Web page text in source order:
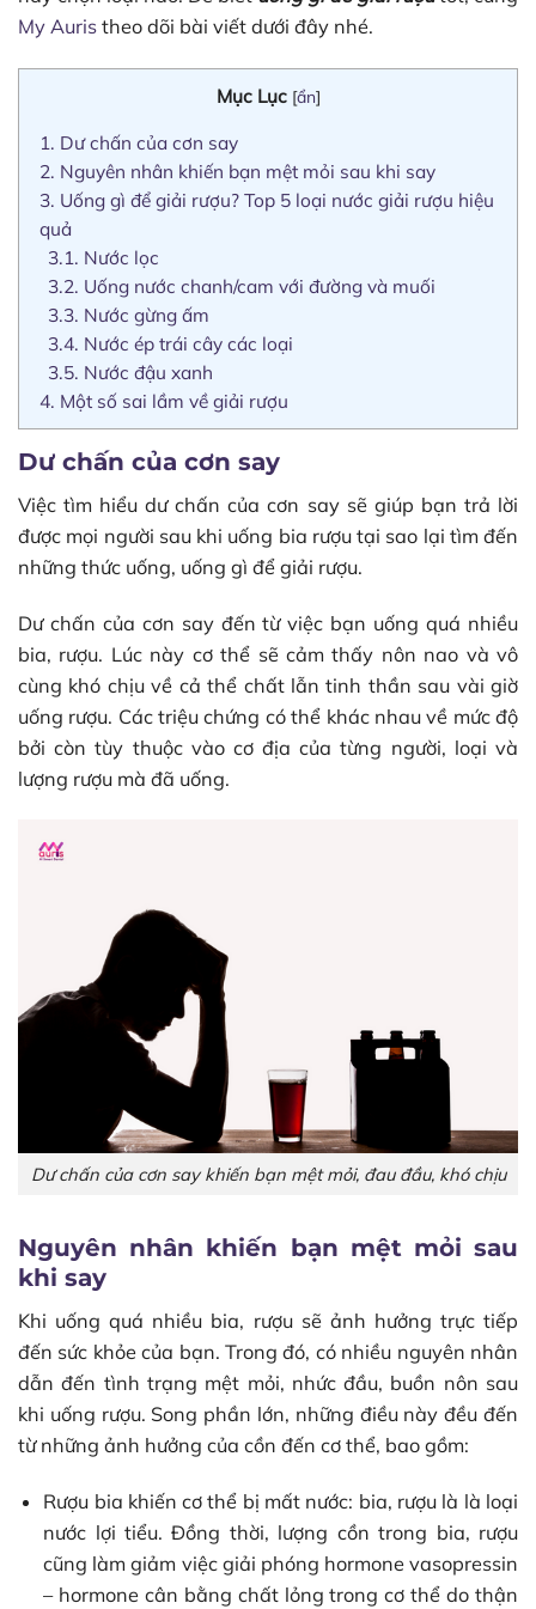
My Auris theo dõi bài viết dưới đây nhé.
Mục Lục [ẩn]
1. Dư chấn của cơn say
2. Nguyên nhân khiến bạn mệt mỏi sau khi say
3. Uống gì để giải rượu? Top 5 loại nước giải rượu hiệu
quả
3.1. Nước lọc
3.2. Uống nước chanh/cam với đường và muối
3.3. Nước gừng ấm
3.4. Nước ép trái cây các loại
3.5. Nước đậu xanh
4. Một số sai lầm về giải rượu
Dư chấn của cơn say
Việc tìm hiểu dư chấn của cơn say sẽ giúp bạn trả lời
được mọi người sau khi uống bia rượu tại sao lại tìm đến
những thức uống, uống gì để giải rượu.
Dư chấn của cơn say đến từ việc bạn uống quá nhiều
bia, rượu. Lúc này cơ thể sẽ cảm thấy nôn nao và vô
cùng khó chịu về cả thể chất lẫn tinh thần sau vài giờ
uống rượu. Các triệu chứng có thể khác nhau về mức độ
bởi còn tùy thuộc vào cơ địa của từng người, loại và
lượng rượu mà đã uống.
Dư chấn của cơn say khiến bạn mệt mỏi, đau đầu, khó chịu
Nguyên nhân khiến bạn mệt mỏi sau
khi say
Khi uống quá nhiều bia, rượu sẽ ảnh hưởng trực tiếp
đến sức khỏe của bạn. Trong đó, có nhiều nguyên nhân
dẫn đến tình trạng mệt mỏi, nhức đầu, buồn nôn sau
khi uống rượu. Song phần lớn, những điều này đều đến
từ những ảnh hưởng của cồn đến cơ thể, bao gồm:
Rượu bia khiến cơ thể bị mất nước: bia, rượu là là loại
nước lợi tiểu. Đồng thời, lượng cồn trong bia, rượu
cũng làm giảm việc giải phóng hormone vasopressin
– hormone cân bằng chất lỏng trong cơ thể do thận